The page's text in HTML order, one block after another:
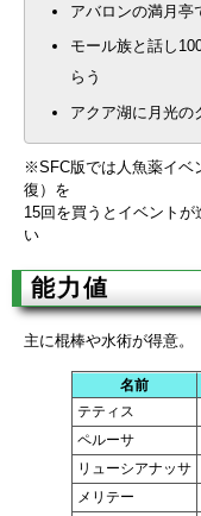
アバロンの満月亭
モール族と話し
らう
アクア湖に月光の
※SFC版では人魚薬イベ
復）を
15回を買うとイベント
い
能力値
主に棍棒や水術が得意。
名前
テティス
ペルーサ
リューシアナッサ
メリテー